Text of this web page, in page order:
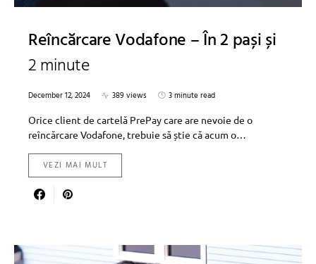
Reîncărcare Vodafone – În 2 pași și
2 minute
December 12, 2024 389 views
3 minute read
Orice client de cartelă PrePay care are nevoie de o
reîncărcare Vodafone, trebuie să știe că acum o…
VEZI MAI MULT